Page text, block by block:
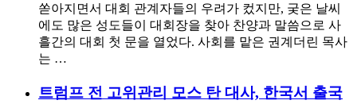
쏟아지면서 대회 관계자들의 우려가 컸지만, 궂은 날씨
에도 많은 성도들이 대회장을 찾아 찬양과 말씀으로 사
흘간의 대회 첫 문을 열었다. 사회를 맡은 권계더린 목사
는 …
트럼프 전 고위관리 모스 탄 대사, 한국서 출국